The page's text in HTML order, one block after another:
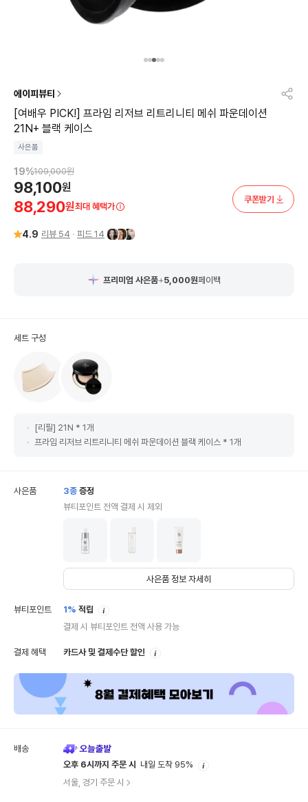
에이피뷰티
[여배우 PICK!] 프라임 리저브 리트리니티 메쉬 파운데이션
21N+ 블랙 케이스
사은품
19%109,000원
98,100원
88,290원최대 혜택가
쿠폰받기
4.9 리뷰 54 피드 14
프리미엄 사은품+5,000원페이백
세트 구성
[리필] 21N * 1개
프라임 리저브 리트리니티 메쉬 파운데이션 블랙 케이스 * 1개
사은품 3종 증정
뷰티포인트 전액 결제 시 제외
사은품 정보 자세히
뷰티포인트 1% 적립
결제 시 뷰티포인트 전액 사용 가능
결제 혜택 카드사 및 결제수단 할인
배송
오후 6시까지 주문 시
내일 도착 95%
서울, 경기 주문 시